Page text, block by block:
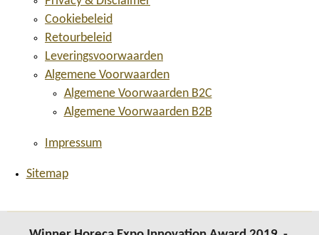
Cookiebeleid
Retourbeleid
Leveringsvoorwaarden
Algemene Voorwaarden
Algemene Voorwaarden B2C
Algemene Voorwaarden B2B
Impressum
Sitemap